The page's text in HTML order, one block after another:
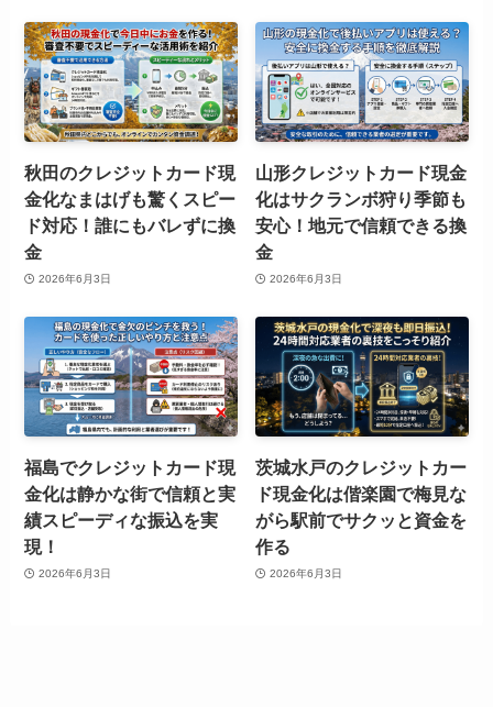
秋田のクレジットカード現
金化なまはげも驚くスピー
ド対応！誰にもバレずに換
金
2026年6月3日
山形クレジットカード現金
化はサクランボ狩り季節も
安心！地元で信頼できる換
金
2026年6月3日
福島でクレジットカード現
金化は静かな街で信頼と実
績スピーディな振込を実
現！
2026年6月3日
茨城水戸のクレジットカー
ド現金化は偕楽園で梅見な
がら駅前でサクッと資金を
作る
2026年6月3日